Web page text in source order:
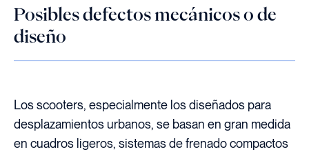
Posibles defectos mecánicos o de
diseño
Los scooters, especialmente los diseñados para
desplazamientos urbanos, se basan en gran medida
en cuadros ligeros, sistemas de frenado compactos